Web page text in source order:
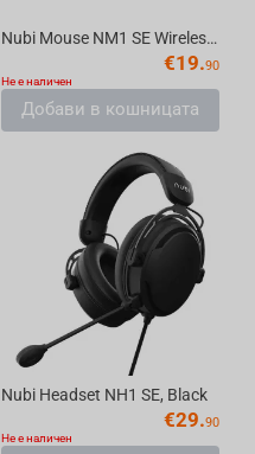
Nubi Mouse NM1 SE Wireless, Black
€19.90
Не е наличен
Добави в кошницата
Nubi Headset NH1 SE, Black
€29.90
Не е наличен